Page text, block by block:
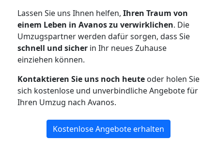
Lassen Sie uns Ihnen helfen, Ihren Traum von
einem Leben in Avanos zu verwirklichen. Die
Umzugspartner werden dafür sorgen, dass Sie
schnell und sicher in Ihr neues Zuhause
einziehen können.
Kontaktieren Sie uns noch heute oder holen Sie
sich kostenlose und unverbindliche Angebote für
Ihren Umzug nach Avanos.
Kostenlose Angebote erhalten